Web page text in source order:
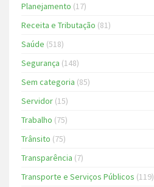
Planejamento (17)
Receita e Tributação (81)
Saúde (518)
Segurança (148)
Sem categoria (85)
Servidor (15)
Trabalho (75)
Trânsito (75)
Transparência (7)
Transporte e Serviços Públicos (119)